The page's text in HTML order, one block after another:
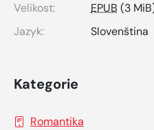
Velikost:
EPUB (3
Jazyk:
Slovenština
Kategorie
Romantika